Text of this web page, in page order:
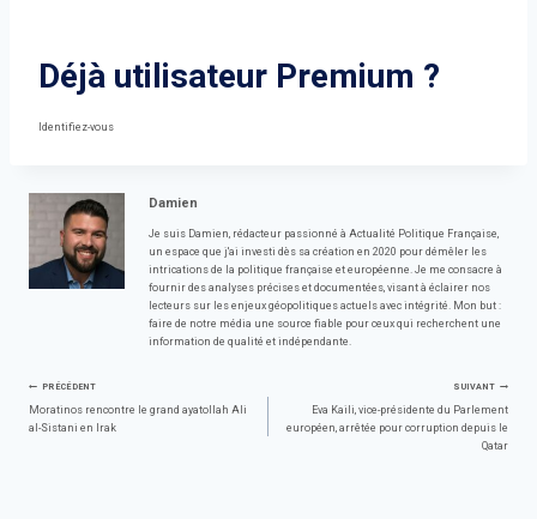
Déjà utilisateur Premium ?
Identifiez-vous
Damien
Je suis Damien, rédacteur passionné à Actualité Politique Française,
un espace que j'ai investi dès sa création en 2020 pour démêler les
intrications de la politique française et européenne. Je me consacre à
fournir des analyses précises et documentées, visant à éclairer nos
lecteurs sur les enjeux géopolitiques actuels avec intégrité. Mon but :
faire de notre média une source fiable pour ceux qui recherchent une
information de qualité et indépendante.
Navigation
PRÉCÉDENT
Moratinos rencontre le grand ayatollah Ali
al-Sistani en Irak
SUIVANT
Eva Kaili, vice-présidente du Parlement
européen, arrêtée pour corruption depuis le
Qatar